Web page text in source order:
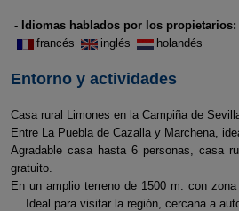
- Idiomas hablados por los propietarios:
francés
inglés holandés
Entorno y actividades
Casa rural Limones en la Campiña de
Entre La Puebla de Cazalla y Marchena,
Agradable casa hasta 6 personas, casa
gratuito.
En un amplio terreno de 1500 m. con
… Ideal para visitar la región, cercana a